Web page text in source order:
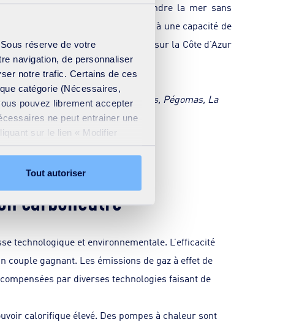
réserve de votre
navigation, de personnaliser
notre trafic. Certains de ces
catégorie (Nécessaires,
pouvez librement accepter
ne peut entrainer une
sur le lien « Modifier
Tout autoriser
des voiries ou bien rejoindre la mer sans
à protéger le milieu naturel grâce à une capacité de
de la Baie des Golfes de Lérins sur la Côte d’Azur
Mandelieu-La Napoule, Mougins, Pégomas, La
carboneutre
technologique et environnementale. L’efficacité
gagnant. Les émissions de gaz à effet de
par diverses technologies faisant de
calorifique élevé. Des pompes à chaleur sont